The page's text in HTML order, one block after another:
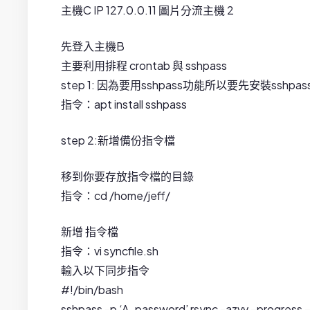
主機C IP 127.0.0.11 圖片分流主機 2
先登入主機B
主要利用排程 crontab 與 sshpass
step 1: 因為要用sshpass功能所以要先安裝
指令：apt install sshpass
step 2:新增備份指令檔
移到你要存放指令檔的目錄
指令：cd /home/jeff/
新增 指令檔
指令：vi syncfile.sh
輸入以下同步指令
#!/bin/bash